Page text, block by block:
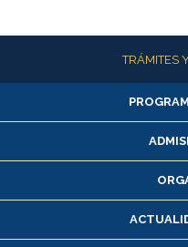
Más información
TRÁMITES
Alumnas/
Inscripción y
Consulta y
Servicio